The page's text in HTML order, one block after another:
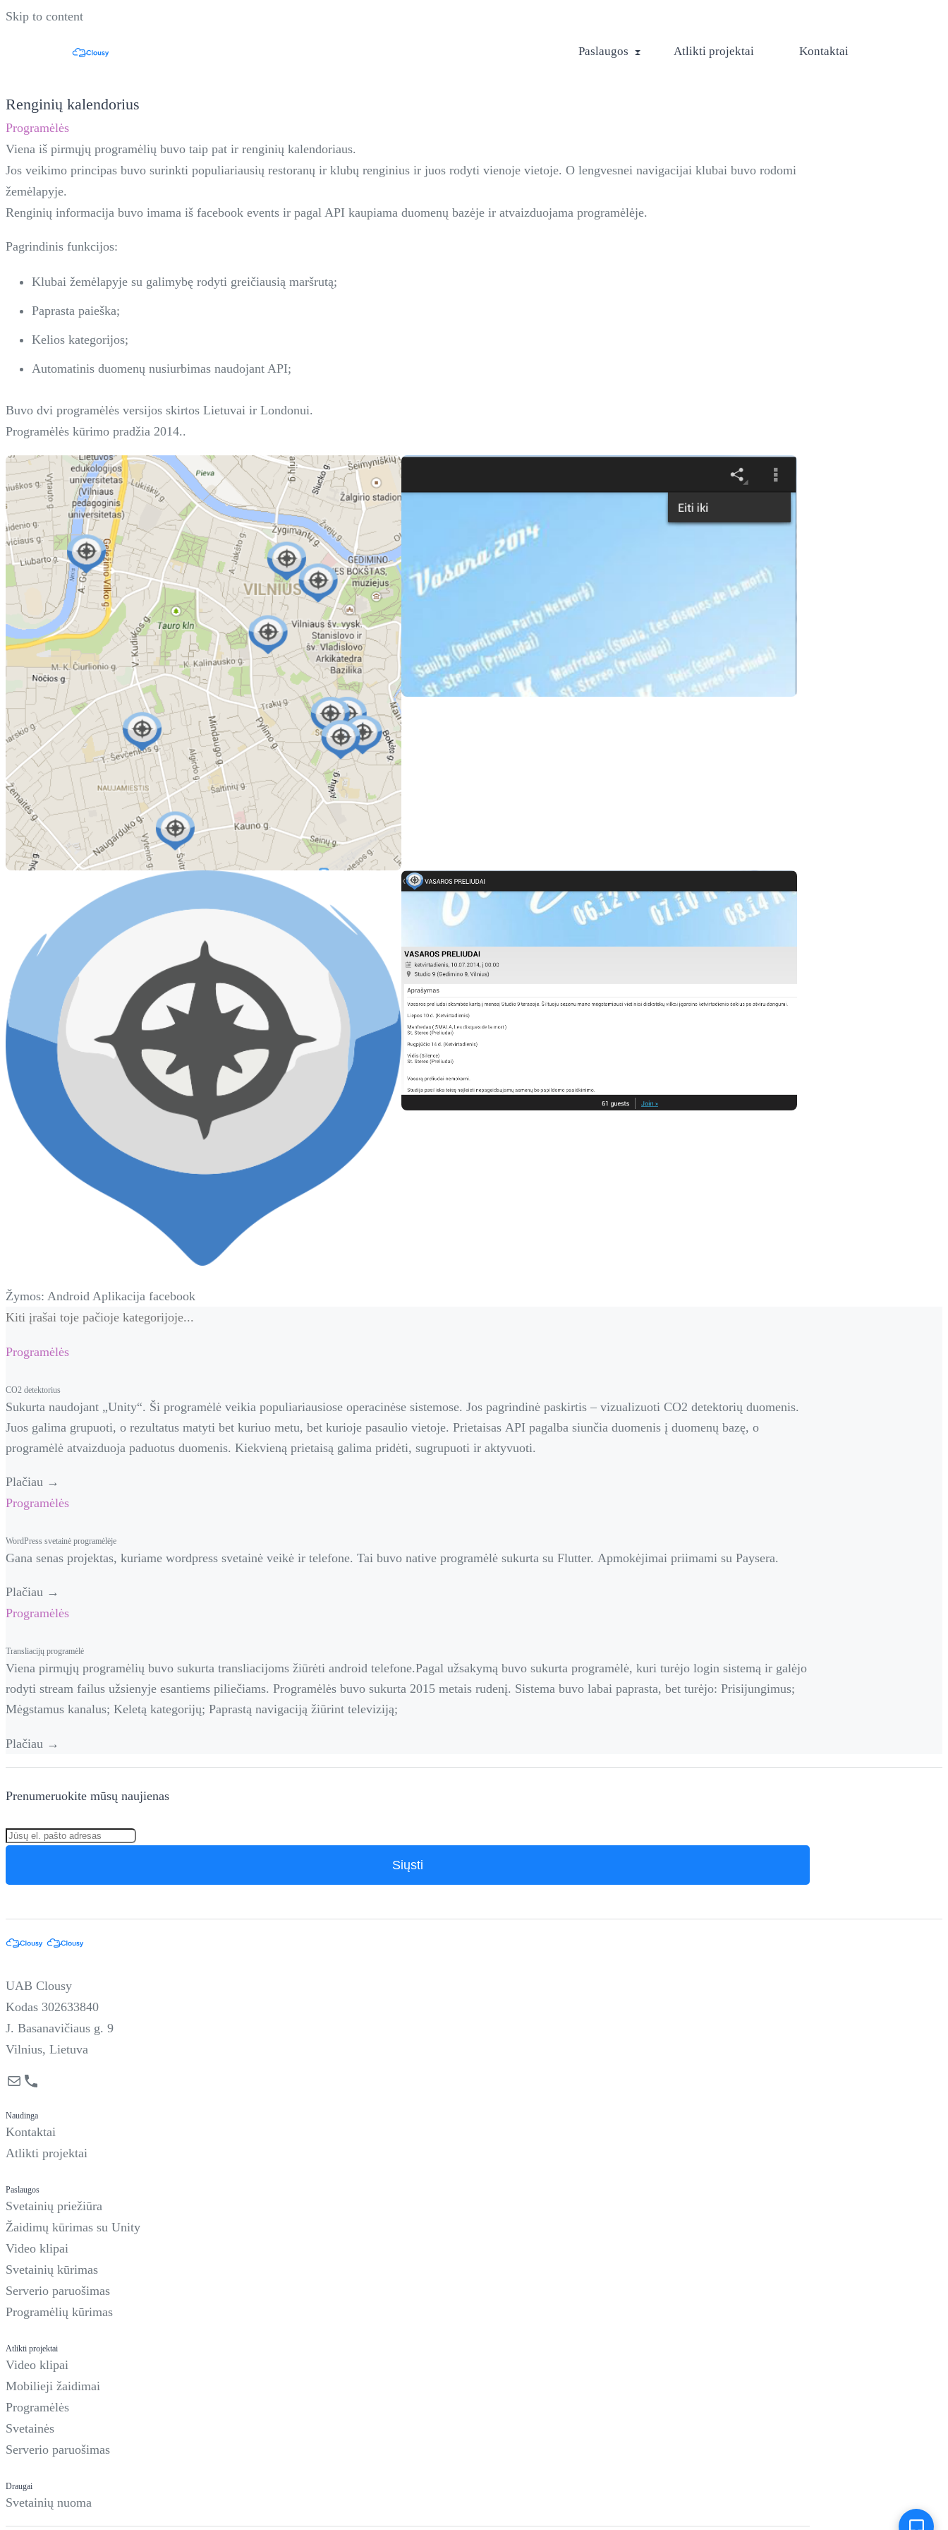
Skip to content
Paslaugos Atlikti projektai Kontaktai
Renginių kalendorius
Programėlės
Viena iš pirmųjų programėlių buvo taip pat ir renginių kalendoriaus.
Jos veikimo principas buvo surinkti populiariausių restoranų ir klubų renginius ir juos rodyti vienoje vietoje. O lengvesnei navigacijai klubai buvo rodomi
žemėlapyje.
Renginių informacija buvo imama iš facebook events ir pagal API kaupiama duomenų bazėje ir atvaizduojama programėlėje.
Pagrindinis funkcijos:
Klubai žemėlapyje su galimybę rodyti greičiausią maršrutą;
Paprasta paieška;
Kelios kategorijos;
Automatinis duomenų nusiurbimas naudojant API;
Buvo dvi programėlės versijos skirtos Lietuvai ir Londonui.
Programėlės kūrimo pradžia 2014..
Žymos: Android Aplikacija facebook
Kiti įrašai toje pačioje kategorijoje...
Programėlės
CO2 detektorius
Sukurta naudojant „Unity“. Ši programėlė veikia populiariausiose operacinėse sistemose. Jos pagrindinė paskirtis – vizualizuoti CO2 detektorių duomenis.
Juos galima grupuoti, o rezultatus matyti bet kuriuo metu, bet kurioje pasaulio vietoje. Prietaisas API pagalba siunčia duomenis į duomenų bazę, o
programėlė atvaizduoja paduotus duomenis. Kiekvieną prietaisą galima pridėti, sugrupuoti ir aktyvuoti.
Plačiau →
Programėlės
WordPress svetainė programėlėje
Gana senas projektas, kuriame wordpress svetainė veikė ir telefone. Tai buvo native programėlė sukurta su Flutter. Apmokėjimai priimami su Paysera.
Plačiau →
Programėlės
Transliacijų programėlė
Viena pirmųjų programėlių buvo sukurta transliacijoms žiūrėti android telefone.Pagal užsakymą buvo sukurta programėlė, kuri turėjo login sistemą ir galėjo
rodyti stream failus užsienyje esantiems piliečiams. Programėlės buvo sukurta 2015 metais rudenį. Sistema buvo labai paprasta, bet turėjo: Prisijungimus;
Mėgstamus kanalus; Keletą kategorijų; Paprastą navigaciją žiūrint televiziją;
Plačiau →
Prenumeruokite mūsų naujienas
UAB Clousy
Kodas 302633840
J. Basanavičiaus g. 9
Vilnius, Lietuva
MailPhone
Naudinga
Kontaktai
Atlikti projektai
Paslaugos
Svetainių priežiūra
Žaidimų kūrimas su Unity
Video klipai
Svetainių kūrimas
Serverio paruošimas
Programėlių kūrimas
Atlikti projektai
Video klipai
Mobilieji žaidimai
Programėlės
Svetainės
Serverio paruošimas
Draugai
Svetainių nuoma